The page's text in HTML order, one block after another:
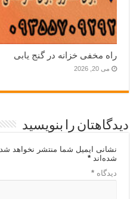
راه مخفی خزانه در گنج یابی
می 20, 2026
دیدگاهتان را بنویسید
نشانی ایمیل شما منتشر نخواهد شد.
شده‌اند*
دیدگاه*